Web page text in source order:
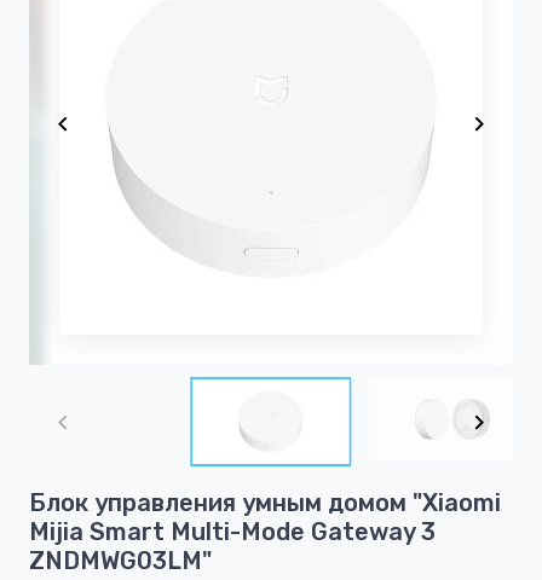
1
of
9
Блок управления умным домом "Xiaomi
Mijia Smart Multi-Mode Gateway 3
ZNDMWG03LM"